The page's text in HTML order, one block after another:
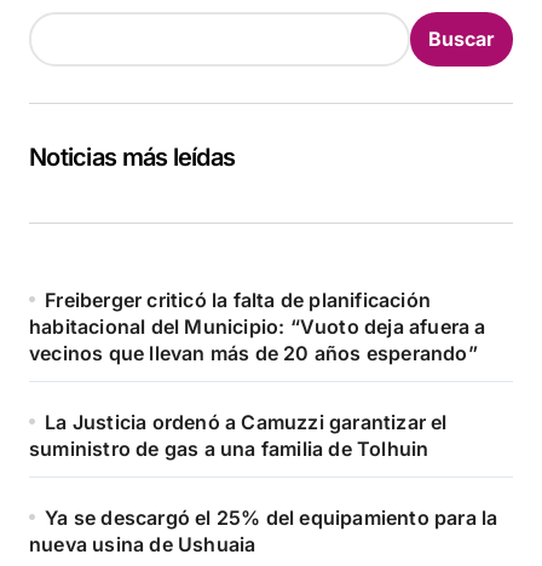
Buscar
Noticias más leídas
Freiberger criticó la falta de planificación
habitacional del Municipio: “Vuoto deja afuera a
vecinos que llevan más de 20 años esperando”
La Justicia ordenó a Camuzzi garantizar el
suministro de gas a una familia de Tolhuin
Ya se descargó el 25% del equipamiento para la
nueva usina de Ushuaia